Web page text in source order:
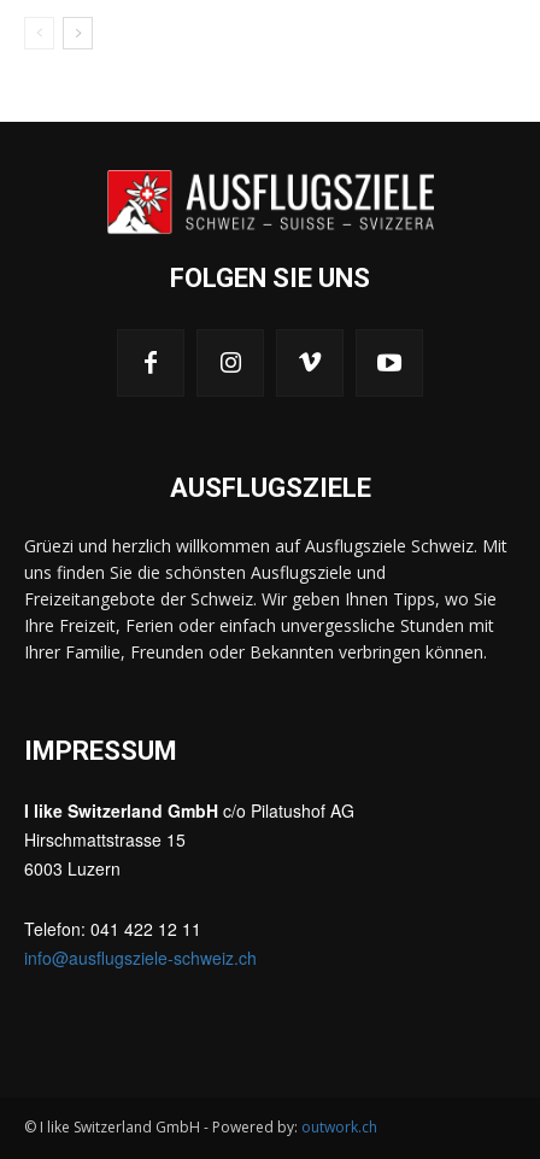
FOLGEN SIE UNS
AUSFLUGSZIELE
Grüezi und herzlich willkommen auf Ausflugsziele Schweiz. Mit
uns finden Sie die schönsten Ausflugsziele und
Freizeitangebote der Schweiz. Wir geben Ihnen Tipps, wo Sie
Ihre Freizeit, Ferien oder einfach unvergessliche Stunden mit
Ihrer Familie, Freunden oder Bekannten verbringen können.
IMPRESSUM
I like Switzerland GmbH c/o Pilatushof AG
Hirschmattstrasse 15
6003 Luzern
Telefon: 041 422 12 11
info@ausflugsziele-schweiz.ch
© I like Switzerland GmbH - Powered by: outwork.ch